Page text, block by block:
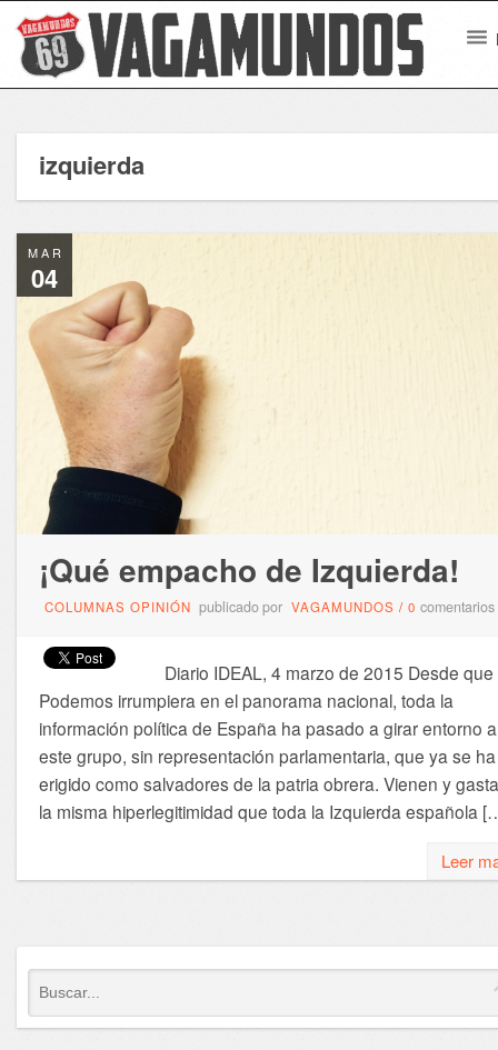
izquierda
MAR
04
¡Qué empacho de Izquierda!
COLUMNAS OPINIÓN publicado por VAGAMUNDOS / 0 comentarios
Diario IDEAL, 4 marzo de 2015 Desde que
Podemos irrumpiera en el panorama nacional, toda la
información política de España ha pasado a girar entorno a
este grupo, sin representación parlamentaria, que ya se ha
erigido como salvadores de la patria obrera. Vienen y
la misma hiperlegitimidad que toda la Izquierda española
Leer